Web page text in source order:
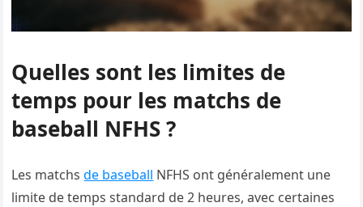
Quelles sont les limites de
temps pour les matchs de
baseball NFHS ?
Les matchsde baseball NFHS ont généralement une
limite de temps standard de 2 heures, avec certaines